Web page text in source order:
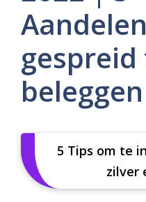
gespreid
beleggen
5 Tips om te
zilver